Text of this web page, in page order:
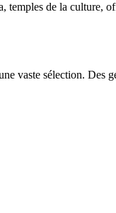
de la culture,
vaste sélection. Des